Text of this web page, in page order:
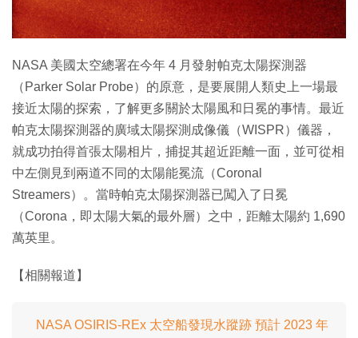
NASA 美國太空總署在今年 4 月發射帕克太陽探測器
（Parker Solar Probe）的原意，是要展開人類史上一場最
接近太陽的探索，了解更多關於太陽風和日冕的事情。最近
帕克太陽探測器的廣域太陽探測成像儀（WISPR）儀器，
就成功拍得首張太陽相片，捕捉其超近距離一面，並可從相
中左側見到兩道不同的太陽能冕流（Coronal
Streamers）。當時帕克太陽探測器已闖入了日冕
（Corona，即太陽大氣的最外層）之中，距離太陽約 1,690
萬英里。
【相關報道】
NASA OSIRIS-REx 太空船發現水蹤跡 預計 2023 年